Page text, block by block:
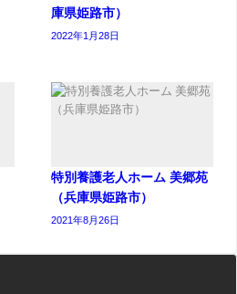
庫県姫路市）
2022年1月28日
特別養護老人ホーム 美郷苑
（兵庫県姫路市）
2021年8月26日